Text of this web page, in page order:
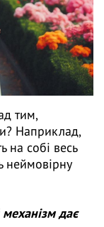
тим,
Наприклад,
на собі весь
неймовірну
дає